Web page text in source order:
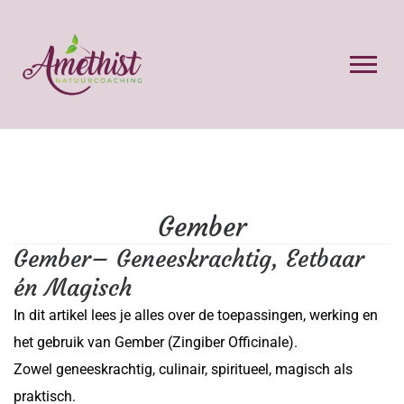
Gember
Gember– Geneeskrachtig, Eetbaar
én Magisch
In dit artikel lees je alles over de toepassingen, werking en
het gebruik van Gember (Zingiber Officinale).
Zowel geneeskrachtig, culinair, spiritueel, magisch als
praktisch.